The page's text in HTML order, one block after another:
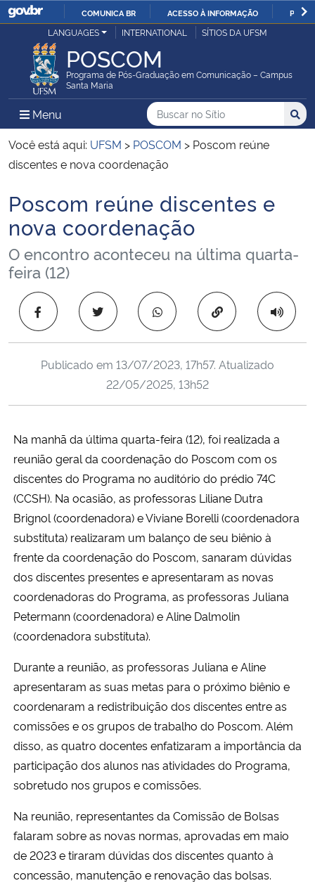
IR
PARA
O
COMUNICA BR ACESSO À INFORMAÇÃO
Ministério da Justiça e Segurança Pública
Ministério da Defesa
Ministério das Relações Exteriores
Ministério da Infraestrutura
Ministério da Agricultura, Pecuária e Abastecimento
Ministério da Educação
Ministério da Cidadania
Ministério da Saúde
Ministério da Ciência, Tecnologia, Inovações e Comunicações
Ministério do Meio Ambiente
Ministério do Turismo
Controladoria-Geral da União
Ministério da Mulher, da Família e dos Direitos Humanos
Secretaria-Geral
Gabinete de Segurança Institucional
Advocacia-Geral da União
Banco Central do Brasil
LANGUAGES INTERNATIONAL SÍTIOS DA UFSM
POSCOM
Programa de Pós-Graduação em Comunicação – Campus
Santa Maria
Menu Menu Principal do Sítio
Busca
Buscar no no Sítio
Busca:
Você está aqui: UFSM > POSCOM > Poscom reúne
discentes e nova coordenação
Início do conteúdo
Poscom reúne discentes e
nova coordenação
O encontro aconteceu na última quarta-
feira (12)
Copiar para área
Publicado em 13/07/2023, 17h57. Atualizado
22/05/2025, 13h52
Na manhã da última quarta-feira (12), foi realizada a
reunião geral da coordenação do Poscom com os
discentes do Programa no auditório do prédio 74C
(CCSH). Na ocasião, as professoras Liliane Dutra
Brignol (coordenadora) e Viviane Borelli (coordenadora
substituta) realizaram um balanço de seu biênio à
frente da coordenação do Poscom, sanaram dúvidas
dos discentes presentes e apresentaram as novas
coordenadoras do Programa, as professoras Juliana
Petermann (coordenadora) e Aline Dalmolin
(coordenadora substituta).
Durante a reunião, as professoras Juliana e Aline
apresentaram as suas metas para o próximo biênio e
coordenaram a redistribuição dos discentes entre as
comissões e os grupos de trabalho do Poscom. Além
disso, as quatro docentes enfatizaram a importância da
participação dos alunos nas atividades do Programa,
sobretudo nos grupos e comissões.
Na reunião, representantes da Comissão de Bolsas
falaram sobre as novas normas, aprovadas em maio
de 2023 e tiraram dúvidas dos discentes quanto à
concessão, manutenção e renovação das bolsas.